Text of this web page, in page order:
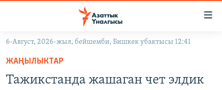
Навигацияга
өтүңүз
Издөөгө
салыңыз
6-Август, 2026-жыл, бейшемби, Бишкек убактысы 12:41
ЖАҢЫЛЫКТАР
Тажикстанда жашаган чет элдик